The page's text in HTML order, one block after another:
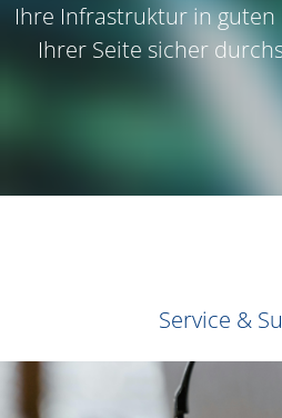
Ihre Infrastruktur in guten
Ihrer Seite sicher
Service &